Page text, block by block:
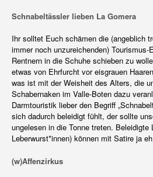
Schnabeltässler lieben La Gomera
Ihr solltet Euch schämen die (angeblich
immer noch unzureichenden) Tourismus-
Rentnern in die Schuhe schieben zu
etwas von Ehrfurcht vor eisgrauen
was ist mit der Weisheit des Alters, die
Schabernaken im Valle-Boten dazu
Darmtouristik lieber den Begriff
sich dadurch beleidigt fühlt, der sollte
ungelesen in die Tonne treten. Beleidigte
Leberwurst*innen) können mit Satire ja
(w)Affenzirkus